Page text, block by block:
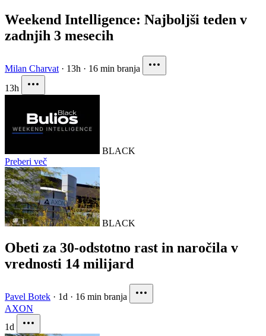
Weekend Intelligence: Najboljši teden v
zadnjih 3 mesecih
Milan Charvat · 13h · 16 min branja
13h
BLACK
Preberi več
BLACK
Obeti za 30-odstotno rast in naročila v
vrednosti 14 milijard
Pavel Botek · 1d · 16 min branja
AXON
1d